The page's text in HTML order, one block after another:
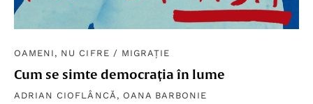
OAMENI, NU CIFRE / MIGRAȚIE
Cum se simte democrația în lume
ADRIAN CIOFLÂNCĂ , OANA BARBONIE